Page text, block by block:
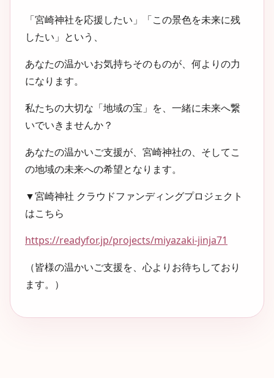
「宮崎神社を応援したい」「この景色を未来に残
したい」という、
あなたの温かいお気持ちそのものが、何よりの力
になります。
私たちの大切な「地域の宝」を、一緒に未来へ繋
いでいきませんか？
あなたの温かいご支援が、宮崎神社の、そしてこ
の地域の未来への希望となります。
▼宮崎神社 クラウドファンディングプロジェクト
はこちら
https://readyfor.jp/projects/miyazaki-jinja71
（皆様の温かいご支援を、心よりお待ちしており
ます。）